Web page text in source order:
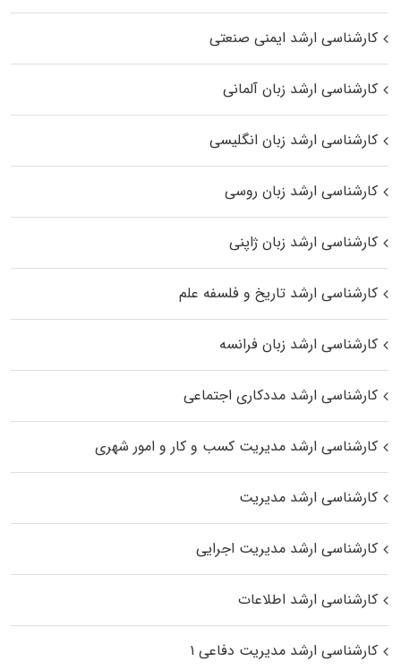
کارشناسی ارشد ایمنی صنعتی
کارشناسی ارشد زبان آلمانی
کارشناسی ارشد زبان انگلیسی
کارشناسی ارشد زبان روسی
کارشناسی ارشد زبان ژاپنی
کارشناسی ارشد تاریخ و فلسفه علم
کارشناسی ارشد زبان فرانسه
کارشناسی ارشد مددکاری اجتماعی
کارشناسی ارشد مدیریت کسب و کار و امور شهری
کارشناسی ارشد مدیریت
کارشناسی ارشد مدیریت اجرایی
کارشناسی ارشد اطلاعات
کارشناسی ارشد مدیریت دفاعی ۱